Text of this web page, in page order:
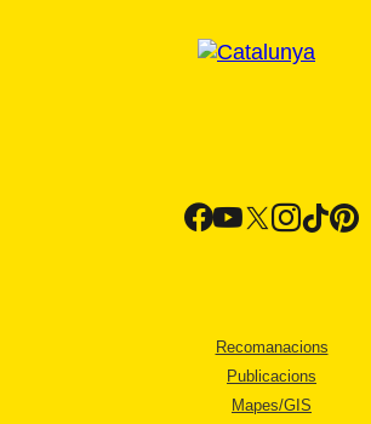
Recomanacions
Publicacions
Mapes/GIS